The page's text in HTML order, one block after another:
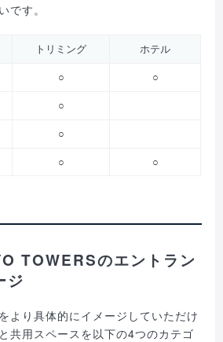
です。
トリミング
ホテル
○
○
○
○
○ ○
TOWERSのエントラン
ジ
より具体的にイメージしていただけ
共用スペースを以下の4つのカテゴ